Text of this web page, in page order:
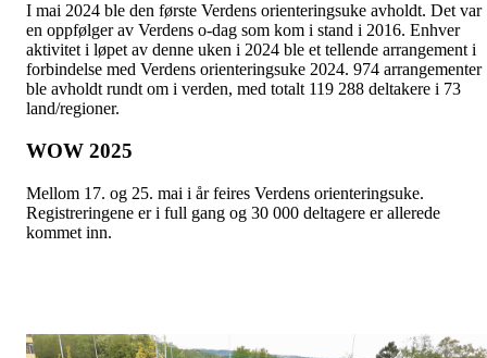
I mai 2024 ble den første Verdens orienteringsuke avholdt. Det var
en oppfølger av Verdens o-dag som kom i stand i 2016. Enhver
aktivitet i løpet av denne uken i 2024 ble et tellende arrangement i
forbindelse med Verdens orienteringsuke 2024. 974 arrangementer
ble avholdt rundt om i verden, med totalt 119 288 deltakere i 73
land/regioner.
WOW 2025
Mellom 17. og 25. mai i år feires Verdens orienteringsuke.
Registreringene er i full gang og 30 000 deltagere er allerede
kommet inn.